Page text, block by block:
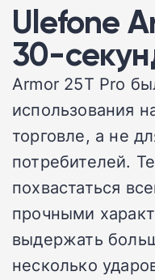
Ulefone
30-
Armor 25T Pro
использования
торговле, а не
потребителей.
похвастаться
прочными
выдержать
несколько